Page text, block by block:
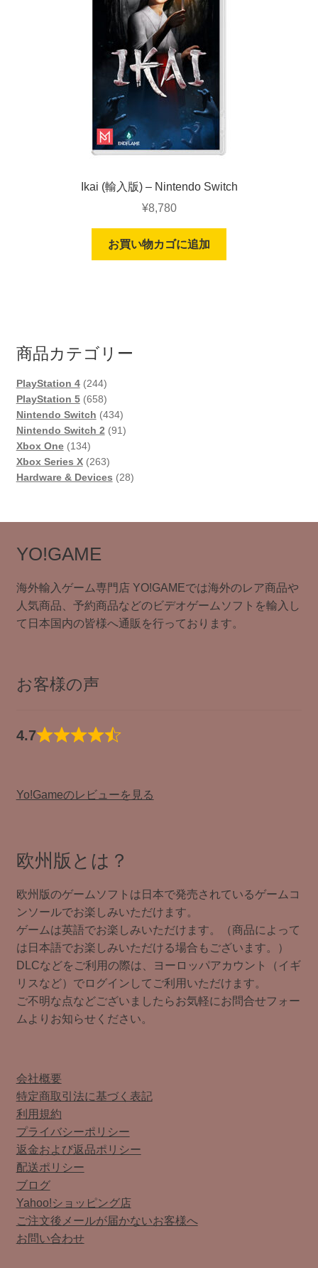
Ikai (輸入版) – Nintendo Switch
¥8,780
お買い物カゴに追加
商品カテゴリー
PlayStation 4 244244
個
の
商
PlayStation 5 658658
個
の
品
Nintendo Switch 434434
個
品
Nintendo Switch 2 9191
商
Xbox One 134134
個
の
Xbox Series X 263263
個
品
Hardware & Devices 2828
商
YO!GAME
海外輸入ゲーム専門店 YO!GAMEでは海外のレア商品や
人気商品、予約商品などのビデオゲームソフトを輸入し
て日本国内の皆様へ通販を行っております。
お客様の声
4.7
Yo!Gameのレビューを見る
欧州版とは？
欧州版のゲームソフトは日本で発売されているゲームコ
ンソールでお楽しみいただけます。
ゲームは英語でお楽しみいただけます。（商品によって
は日本語でお楽しみいただける場合もございます。）
DLCなどをご利用の際は、ヨーロッパアカウント（イギ
リスなど）でログインしてご利用いただけます。
ご不明な点などございましたらお気軽にお問合せフォー
ムよりお知らせください。
会社概要
特定商取引法に基づく表記
利用規約
プライバシーポリシー
返金および返品ポリシー
配送ポリシー
ブログ
Yahoo!ショッピング店
ご注文後メールが届かないお客様へ
お問い合わせ